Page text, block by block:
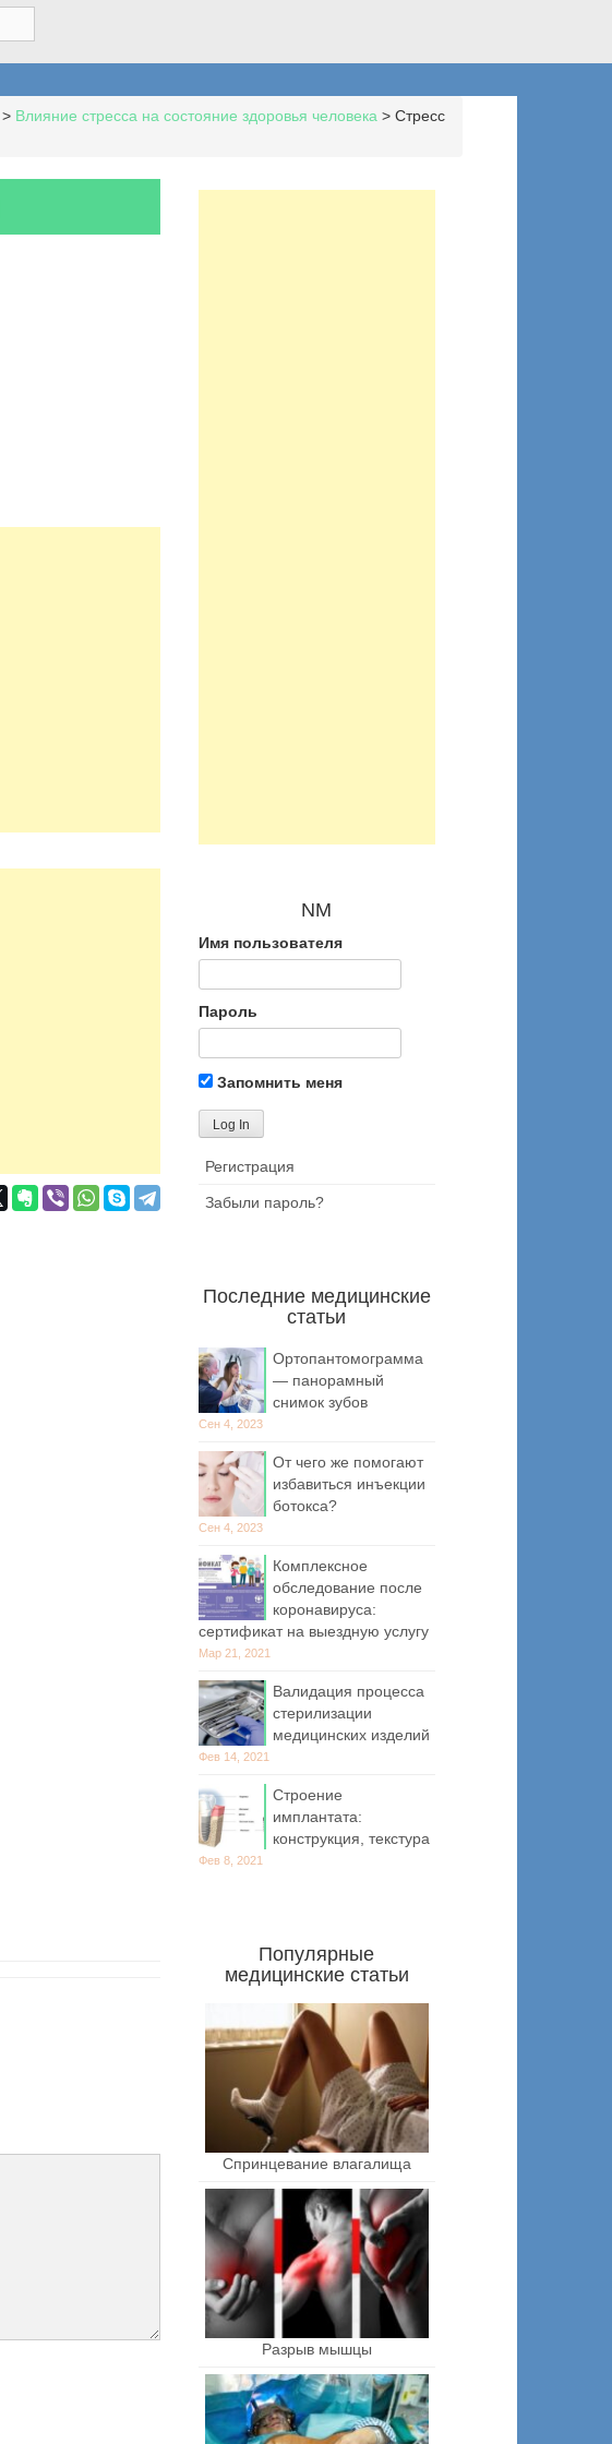
> Влияние стресса на состояние здоровья человека > Стресс
NM
Имя пользователя
Пароль
Запомнить меня
Регистрация
Забыли пароль?
Последние медицинские
статьи
Ортопантомограмма
— панорамный
снимок зубов
Сен 4, 2023
От чего же помогают
избавиться инъекции
ботокса?
Сен 4, 2023
Комплексное
обследование после
коронавируса:
сертификат на выездную услугу
Мар 21, 2021
Валидация процесса
стерилизации
медицинских изделий
Фев 14, 2021
Строение
имплантата:
конструкция, текстура
Фев 8, 2021
Популярные
медицинские статьи
Спринцевание влагалища
Разрыв мышцы